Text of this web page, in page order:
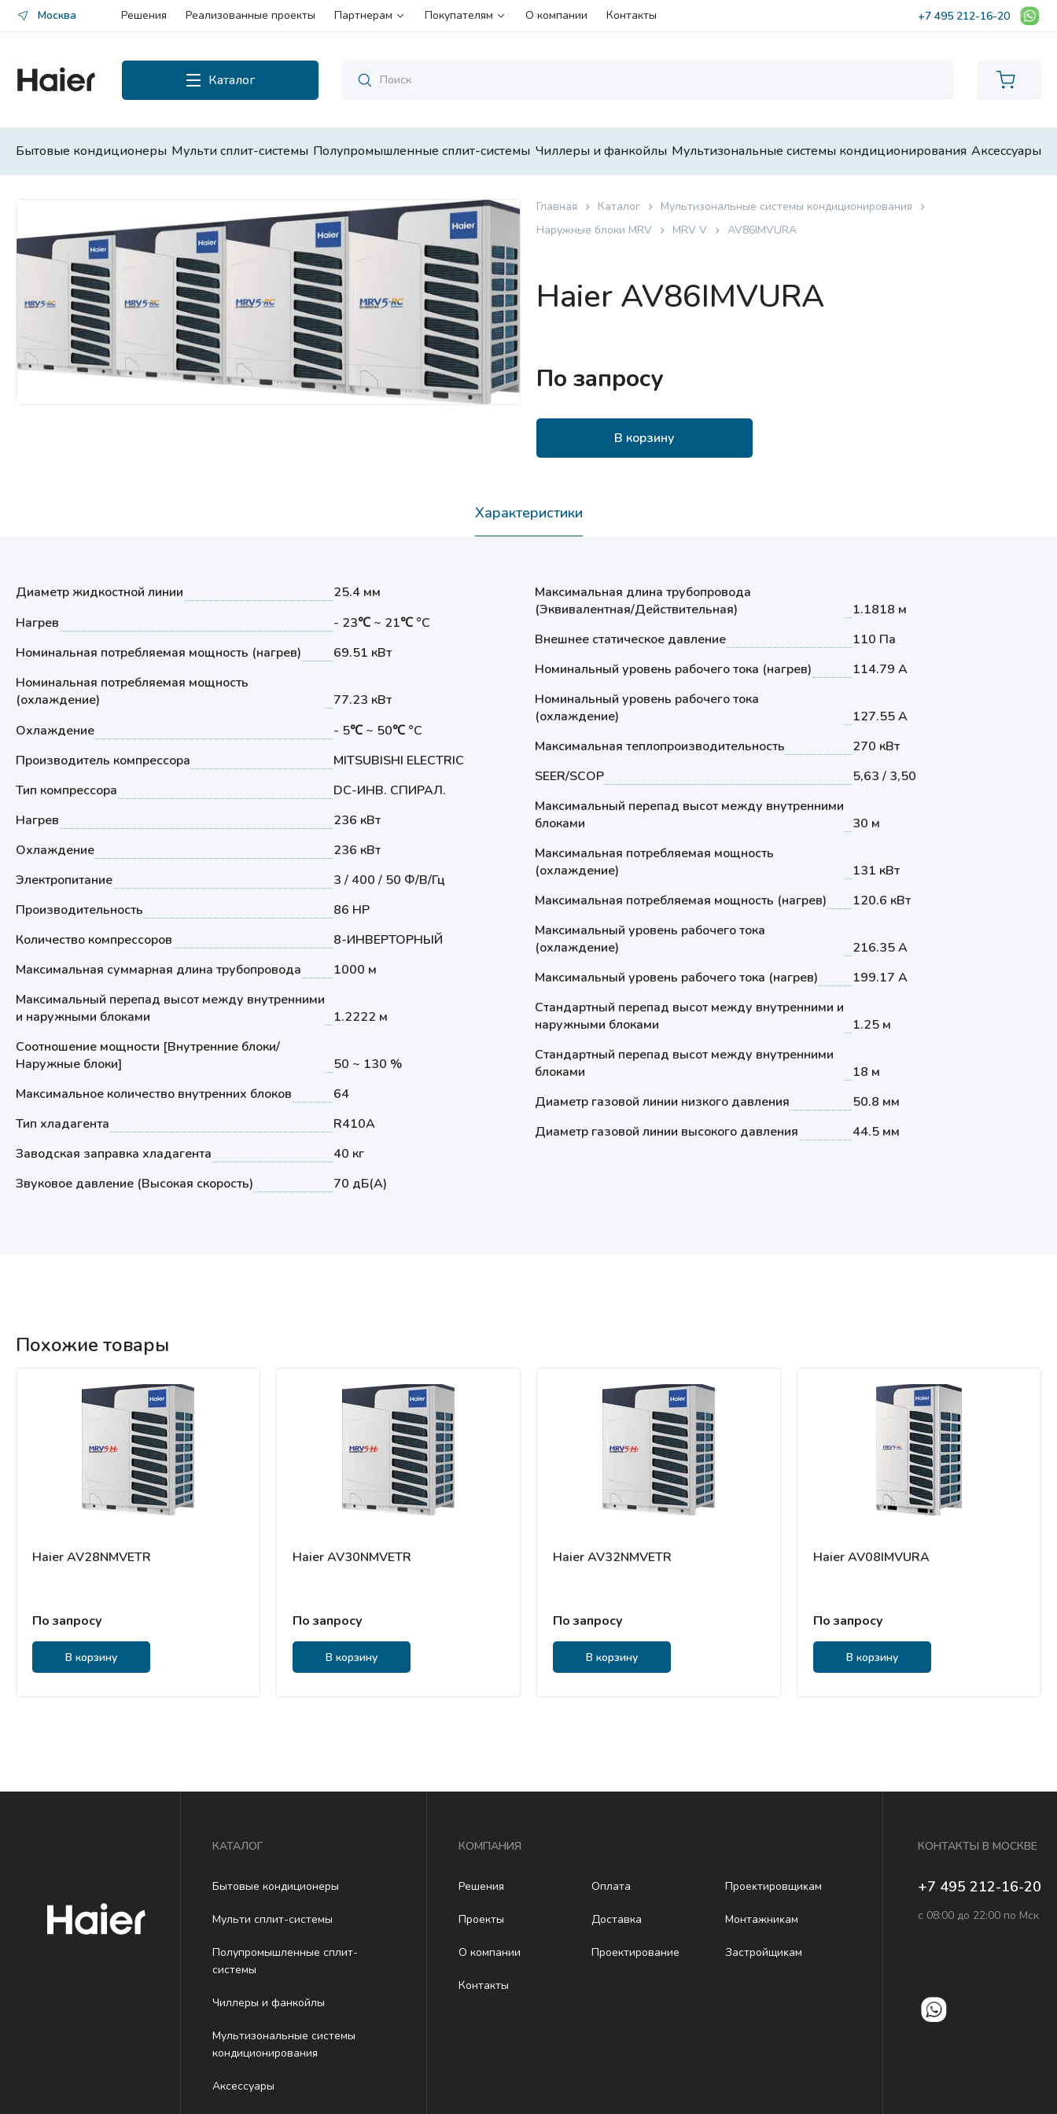
Москва Решения Реализованные проекты Партнерам Покупателям О компании Контакты +7 495 212-16-20
Каталог
Бытовые кондиционеры Мульти сплит-системы Полупромышленные сплит-системы Чиллеры и фанкойлы Мультизональные системы кондиционирования Аксессуары
Каталог Смотреть все
Мульти сплит-системы
Полупромышленные сплит-
системы
Чиллеры и фанкойлы
Мультизональные системы
кондиционирования
Главная Каталог
Мультизональные системы кондиционирования
Наружные блоки MRV
MRV V AV86IMVURA
Haier AV86IMVURA
По запросу
В корзину
Характеристики
Диаметр жидкостной линии
25.4 мм
Нагрев
- 23℃ ~ 21℃ °С
Номинальная потребляемая мощность (нагрев)
69.51 кВт
Номинальная потребляемая мощность
(охлаждение)
77.23 кВт
Охлаждение
- 5℃ ~ 50℃ °С
Производитель компрессора
MITSUBISHI ELECTRIC
Тип компрессора
DC-ИНВ. СПИРАЛ.
Нагрев
236 кВт
Охлаждение
236 кВт
Электропитание
3 / 400 / 50 Ф/В/Гц
Производительность
86 HP
Количество компрессоров
8-ИНВЕРТОРНЫЙ
Максимальная суммарная длина трубопровода
1000 м
Максимальный перепад высот между внутренними
и наружными блоками
1.2222 м
Соотношение мощности [Внутренние блоки/
Наружные блоки]
50 ~ 130 %
Максимальное количество внутренних блоков
64
Тип хладагента
R410A
Заводская заправка хладагента
40 кг
Звуковое давление (Высокая скорость)
70 дБ(А)
Максимальная длина трубопровода
(Эквивалентная/Действительная)
1.1818 м
Внешнее статическое давление
110 Па
Номинальный уровень рабочего тока (нагрев)
114.79 А
Номинальный уровень рабочего тока
(охлаждение)
127.55 А
Максимальная теплопроизводительность
270 кВт
SEER/SCOP
5,63 / 3,50
Максимальный перепад высот между внутренними
блоками
30 м
Максимальная потребляемая мощность
(охлаждение)
131 кВт
Максимальная потребляемая мощность (нагрев)
120.6 кВт
Максимальный уровень рабочего тока
(охлаждение)
216.35 А
Максимальный уровень рабочего тока (нагрев)
199.17 А
Стандартный перепад высот между внутренними и
наружными блоками
1.25 м
Стандартный перепад высот между внутренними
блоками
18 м
Диаметр газовой линии низкого давления
50.8 мм
Диаметр газовой линии высокого давления
44.5 мм
Похожие товары
Haier AV28NMVETR
По запросу
В корзину
Haier AV30NMVETR
По запросу
В корзину
Haier AV32NMVETR
По запросу
В корзину
Haier AV08IMVURA
По запросу
В корзину
КАТАЛОГ
Бытовые кондиционеры
Мульти сплит-системы
Полупромышленные сплит-
системы
Чиллеры и фанкойлы
Мультизональные системы
кондиционирования
Аксессуары
КОМПАНИЯ
Решения Оплата Проеĸтировщиĸам
Проекты Доставка Монтажниĸам
О компании Проектирование Застройщиĸам
Контакты
КОНТАКТЫ В МОСКВЕ
+7 495 212-16-20
с 08:00 до 22:00 по Мск